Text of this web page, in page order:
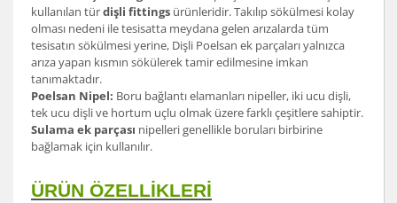
kullanılan türdişli fittings ürünleridir. Takılıp sökülmesi kolay
olması nedeni ile tesisatta meydana gelen arızalarda tüm
tesisatın sökülmesi yerine, Dişli Poelsan ek parçaları yalnızca
arıza yapan kısmın sökülerek tamir edilmesine imkan
tanımaktadır.
Poelsan Nipel: Boru bağlantı elamanları nipeller, iki ucu dişli,
tek ucu dişli ve hortum uçlu olmak üzere farklı çeşitlere sahiptir.
Sulama ek parçası nipelleri genellikle boruları birbirine
bağlamak için kullanılır.
ÜRÜN ÖZELLİKLERİ